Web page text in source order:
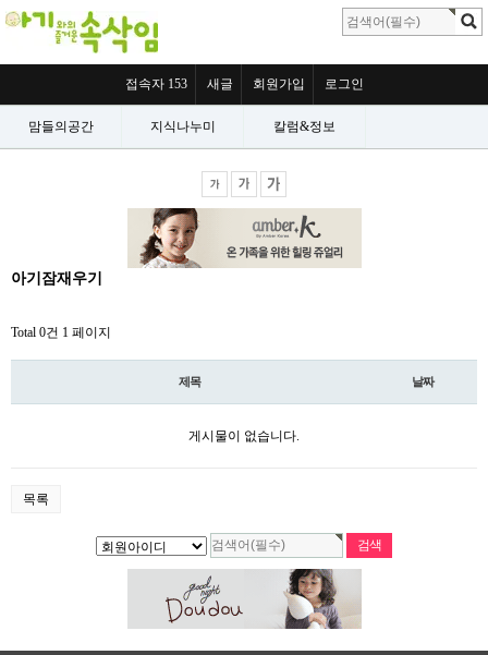
접속자 153 새글 회원가입 로그인
맘들의공간 지식나누미 칼럼&정보
아기잠재우기
Total 0건 1 페이지
제목 날짜
게시물이 없습니다.
목록